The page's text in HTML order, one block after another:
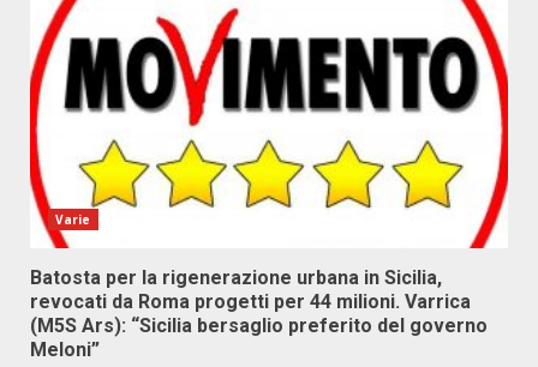
Varie
Batosta per la rigenerazione urbana in Sicilia,
revocati da Roma progetti per 44 milioni. Varrica
(M5S Ars): “Sicilia bersaglio preferito del governo
Meloni”